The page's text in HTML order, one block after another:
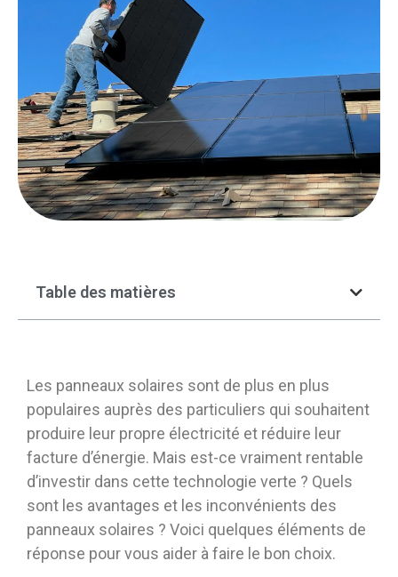
Table des matières
Les panneaux solaires sont de plus en plus
populaires auprès des particuliers qui souhaitent
produire leur propre électricité et réduire leur
facture d’énergie. Mais est-ce vraiment rentable
d’investir dans cette technologie verte ? Quels
sont les avantages et les inconvénients des
panneaux solaires ? Voici quelques éléments de
réponse pour vous aider à faire le bon choix.